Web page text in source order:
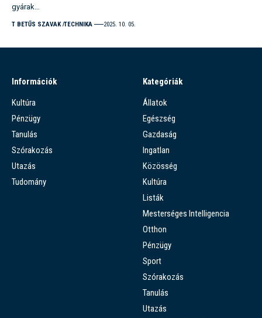
gyárak…
T BETŰS SZAVAK TECHNIKA 2025. 10. 05.
Információk
Kultúra
Pénzügy
Tanulás
Szórakozás
Utazás
Tudomány
Kategóriák
Állatok
Egészség
Gazdaság
Ingatlan
Közösség
Kultúra
Listák
Mesterséges Intelligencia
Otthon
Pénzügy
Sport
Szórakozás
Tanulás
Utazás